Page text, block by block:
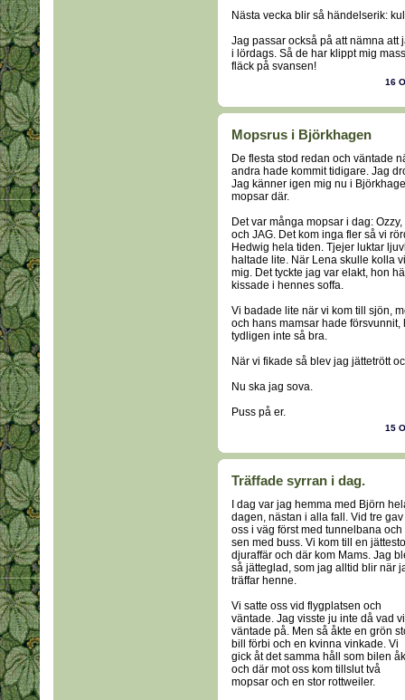
Nästa vecka blir så händelserik:
Jag passar också på att nämna
i lördags. Så de har klippt mig
fläck på svansen!
16
Mopsrus i Björkhagen
De flesta stod redan och väntade
andra hade kommit tidigare. Jag
Jag känner igen mig nu i
mopsar där.
Det var många mopsar i dag:
och JAG. Det kom inga fler så vi
Hedwig hela tiden. Tjejer luktar
haltade lite. När Lena skulle kolla
mig. Det tyckte jag var elakt, hon
kissade i hennes soffa.
Vi badade lite när vi kom till sjön,
och hans mamsar hade
tydligen inte så bra.
När vi fikade så blev jag jättetrött
Nu ska jag sova.
Puss på er.
15
Träffade syrran i dag.
I dag var jag hemma med Björn
dagen, nästan i alla fall. Vid tre gav
oss i väg först med tunnelbana och
sen med buss. Vi kom till en
djuraffär och där kom Mams. Jag
så jätteglad, som jag alltid blir när
träffar henne.
Vi satte oss vid flygplatsen och
väntade. Jag visste ju inte då vad vi
väntade på. Men så åkte en grön
bill förbi och en kvinna vinkade. Vi
gick åt det samma håll som bilen
och där mot oss kom tillslut två
mopsar och en stor rottweiler.